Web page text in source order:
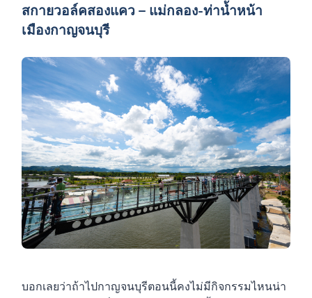
สกายวอล์คสองแคว – แม่กลอง-ท่าน้ำหน้า
เมืองกาญจนบุรี
บอกเลยว่าถ้าไปกาญจนบุรีตอนนี้คงไม่มีกิจกรรมไหนน่า